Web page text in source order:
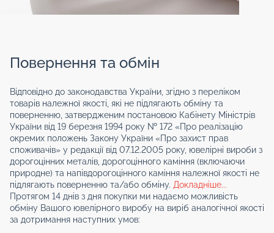
Повернення та обмін
Відповідно до законодавства України, згідно з переліком
товарів належної якості, які не підлягають обміну та
поверненню, затвердженим постановою Кабінету Міністрів
України від 19 березня 1994 року № 172 «Про реалізацію
окремих положень Закону України «Про захист прав
споживачів» у редакції від 07.12.2005 року, ювелірні вироби з
дорогоцінних металів, дорогоцінного каміння (включаючи
природне) та напівдорогоцінного каміння належної якості не
підлягають поверненню та/або обміну. Докладніше...
Протягом 14 днів з дня покупки ми надаємо можливість
обміну Вашого ювелірного виробу на виріб аналогічної якості
за дотримання наступних умов: